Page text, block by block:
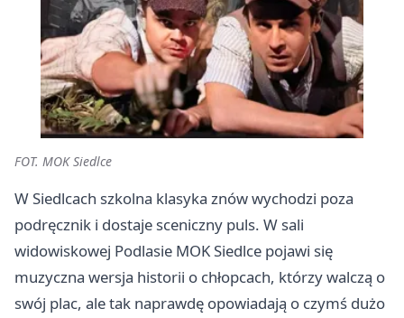
FOT. MOK Siedlce
W Siedlcach szkolna klasyka znów wychodzi poza
podręcznik i dostaje sceniczny puls. W sali
widowiskowej Podlasie MOK Siedlce pojawi się
muzyczna wersja historii o chłopcach, którzy walczą o
swój plac, ale tak naprawdę opowiadają o czymś dużo